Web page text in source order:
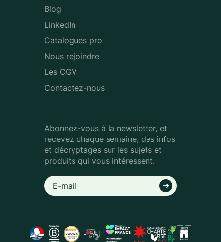
Blog
LinkedIn
Catalogues pro
Nous rejoindre
Les CGV
Contactez-nous
Abonnez-vous à la newsletter, et
recevez chaque semaine, des infos
et décryptages sur les sujets et
produits qui vous intéressent.